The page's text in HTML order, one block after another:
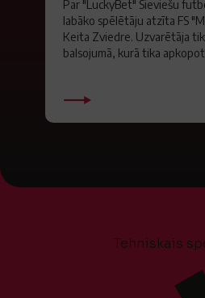
Par "LuckyBet" Sieviešu
labāko spēlētāju atzīta FS
Keita Zviedre. Uzvarētāja
balsojumā, kurā tika
Tehniskais